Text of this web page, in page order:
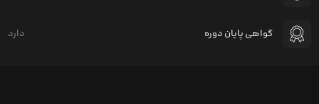
گواهی پایان دوره دارد